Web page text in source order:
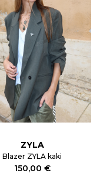
ZYLA
Blazer ZYLA kaki
150,00 €